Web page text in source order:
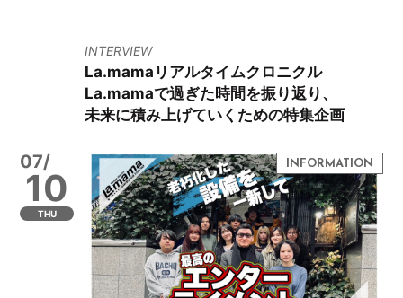
INTERVIEW
La.mamaリアルタイムクロニクル
La.mamaで過ぎた時間を振り返り、
未来に積み上げていくための特集企画
07/
10
THU